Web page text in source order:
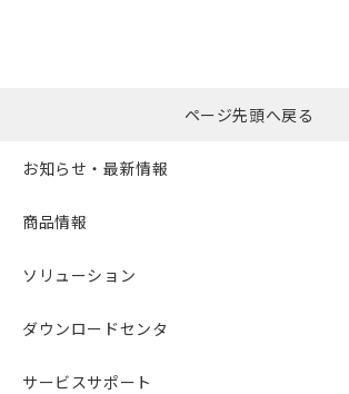
ページ先頭へ戻る
お知らせ・最新情報
商品情報
ソリューション
ダウンロードセンタ
サービスサポート